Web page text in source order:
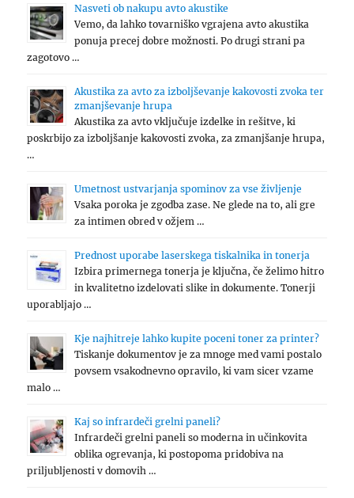
Nasveti ob nakupu avto akustike
Vemo, da lahko tovarniško vgrajena avto akustika
ponuja precej dobre možnosti. Po drugi strani pa
zagotovo …
Akustika za avto za izboljševanje kakovosti zvoka ter
zmanjševanje hrupa
Akustika za avto vključuje izdelke in rešitve, ki
poskrbijo za izboljšanje kakovosti zvoka, za zmanjšanje hrupa,
…
Umetnost ustvarjanja spominov za vse življenje
Vsaka poroka je zgodba zase. Ne glede na to, ali gre
za intimen obred v ožjem …
Prednost uporabe laserskega tiskalnika in tonerja
Izbira primernega tonerja je ključna, če želimo hitro
in kvalitetno izdelovati slike in dokumente. Tonerji
uporabljajo …
Kje najhitreje lahko kupite poceni toner za printer?
Tiskanje dokumentov je za mnoge med vami postalo
povsem vsakodnevno opravilo, ki vam sicer vzame
malo …
Kaj so infrardeči grelni paneli?
Infrardeči grelni paneli so moderna in učinkovita
oblika ogrevanja, ki postopoma pridobiva na
priljubljenosti v domovih …